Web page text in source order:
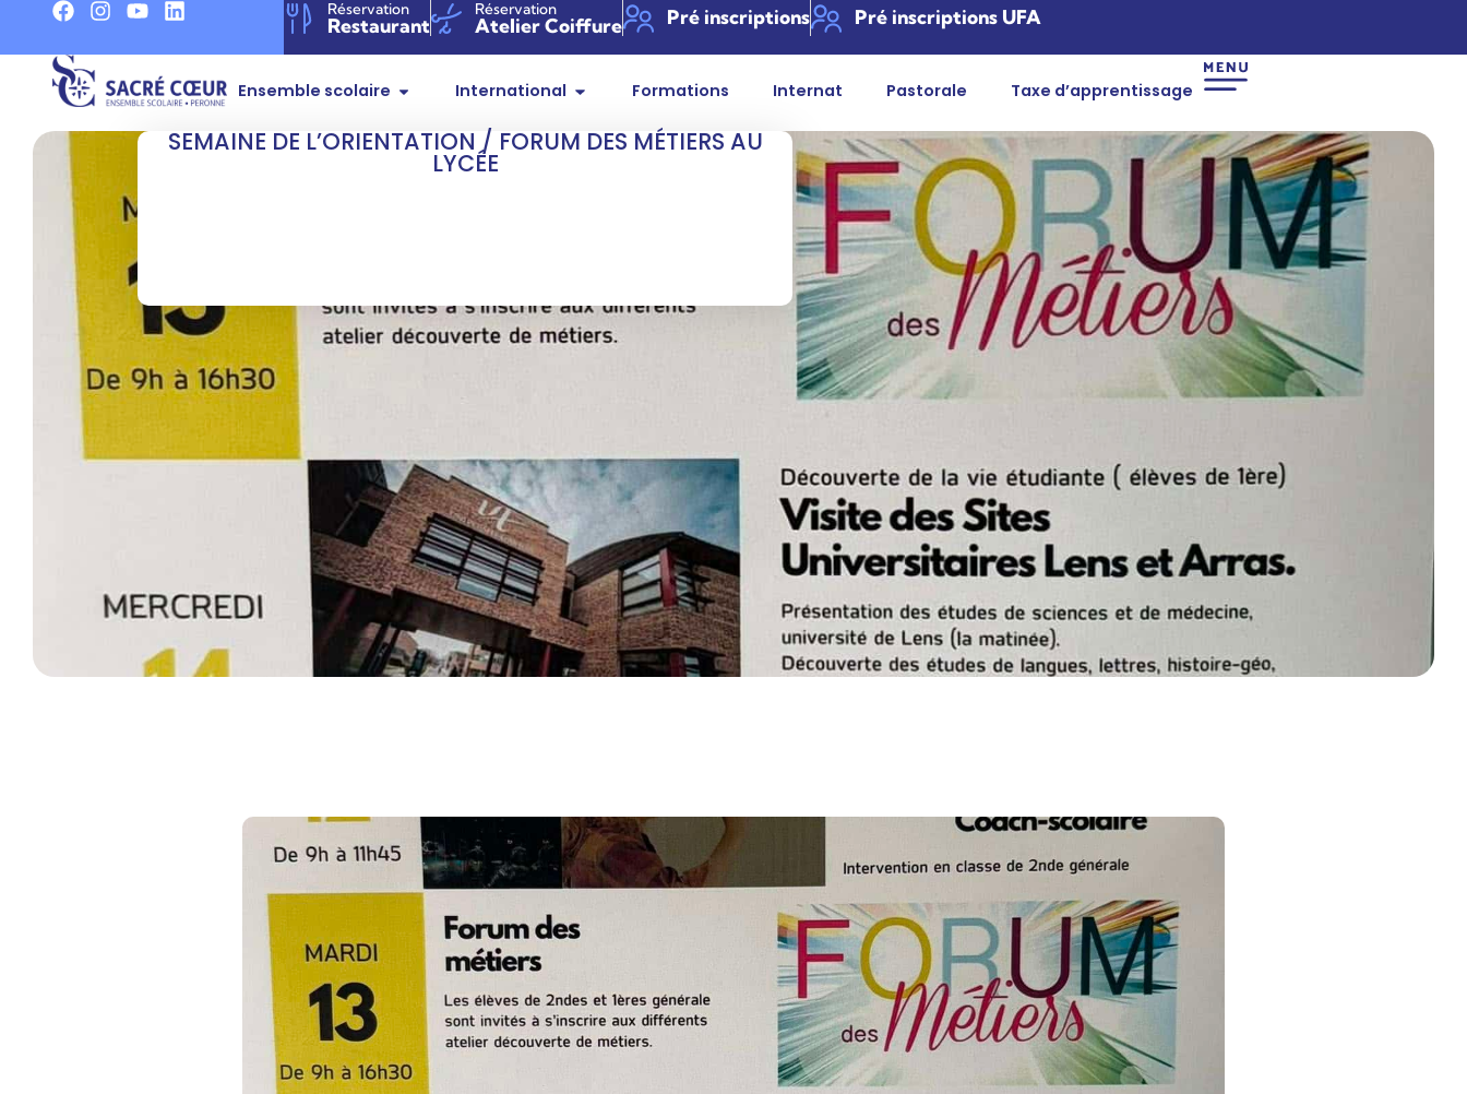
Réservation
Restaurant
Réservation
Atelier Coiffure Pré inscriptions Pré inscriptions UFA
Ensemble scolaire International Formations Internat Pastorale Taxe d’apprentissage
SEMAINE DE L’ORIENTATION / FORUM DES MÉTIERS AU
LYCÉE